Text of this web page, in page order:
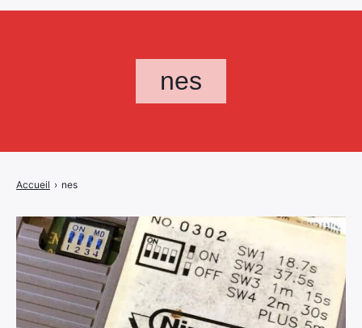
nes
Accueil › nes